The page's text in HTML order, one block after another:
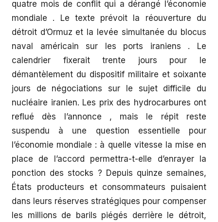
quatre mois de conflit qui a dérangé l’économie
mondiale . Le texte prévoit la réouverture du
détroit d’Ormuz et la levée simultanée du blocus
naval américain sur les ports iraniens . Le
calendrier fixerait trente jours pour le
démantèlement du dispositif militaire et soixante
jours de négociations sur le sujet difficile du
nucléaire iranien. Les prix des hydrocarbures ont
reflué dès l’annonce , mais le répit reste
suspendu à une question essentielle pour
l’économie mondiale : à quelle vitesse la mise en
place de l’accord permettra-t-elle d’enrayer la
ponction des stocks ? Depuis quinze semaines,
États producteurs et consommateurs puisaient
dans leurs réserves stratégiques pour compenser
les millions de barils piégés derrière le détroit,